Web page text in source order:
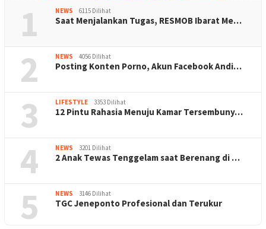
1 NEWS 6115 Dilihat
Saat Menjalankan Tugas, RESMOB Ibarat Me…
2 NEWS 4056 Dilihat
Posting Konten Porno, Akun Facebook Andi…
3 LIFESTYLE 3353 Dilihat
12 Pintu Rahasia Menuju Kamar Tersembuny…
4 NEWS 3201 Dilihat
2 Anak Tewas Tenggelam saat Berenang di …
5 NEWS 3146 Dilihat
TGC Jeneponto Profesional dan Terukur